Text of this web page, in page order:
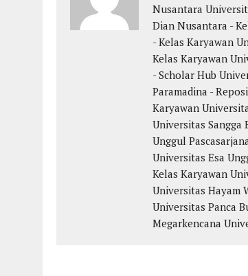
Nusantara
Dian Nusantara -
- Kelas Karyawan
Kelas Karyawan
- Scholar Hub
Paramadina -
Karyawan
Universitas Sangga
Unggul
Universitas Esa
Kelas Karyawan
Universitas Hayam
Universitas Panca
Megarkencana